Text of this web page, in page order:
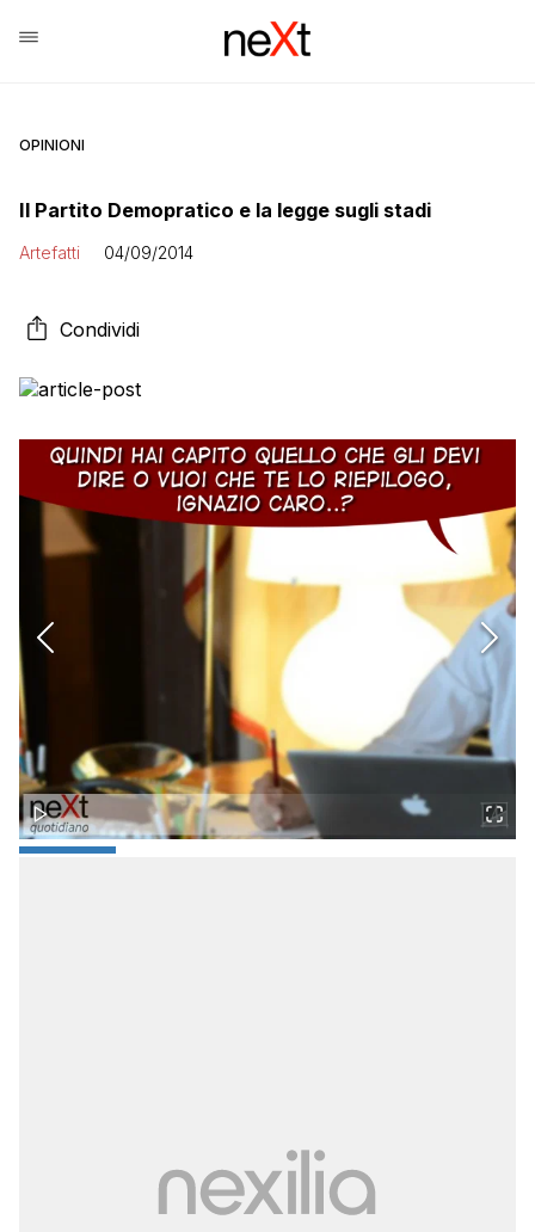
OPINIONI
Il Partito Demopratico e la legge sugli stadi
Artefatti 04/09/2014
Condividi